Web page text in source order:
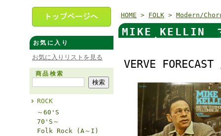
お気に入り
お気に入りリストを見る
商品検索
ROCK
～60'S
70'S～
Folk Rock (A～I)
HOME > FOLK > Modern/
MIKE KELLIN
Testimony's
VERVE